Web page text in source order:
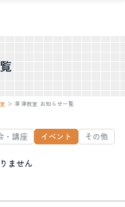
＞草津教室 お知らせ一覧
・講座 イベント その他
ません